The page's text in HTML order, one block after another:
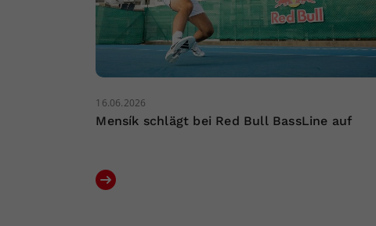
16.06.2026
Mensík schlägt bei Red Bull BassLine auf